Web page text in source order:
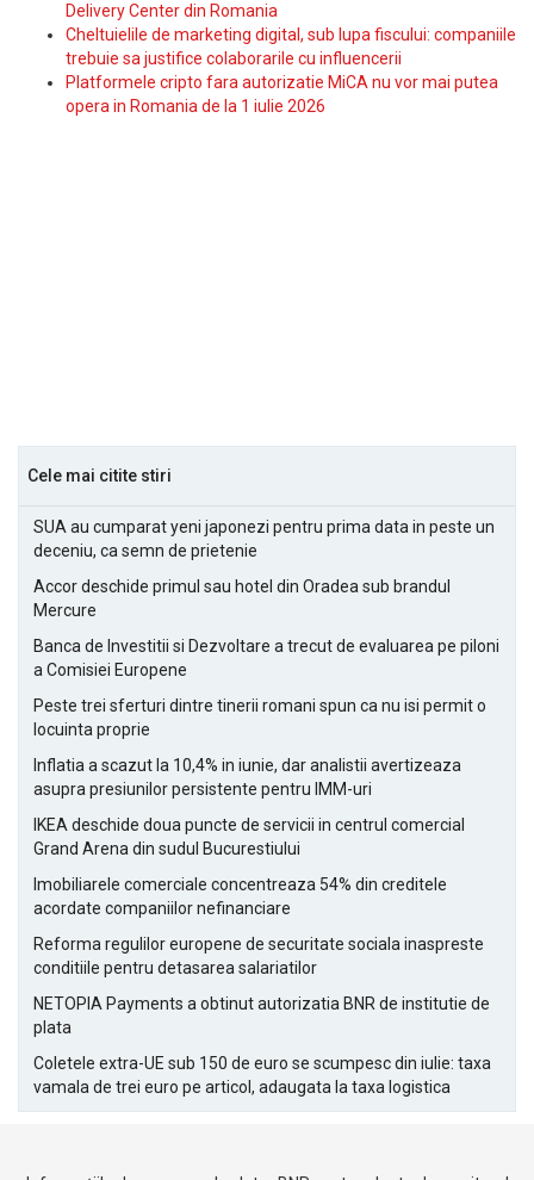
Delivery Center din Romania
Cheltuielile de marketing digital, sub lupa fiscului: companiile
trebuie sa justifice colaborarile cu influencerii
Platformele cripto fara autorizatie MiCA nu vor mai putea
opera in Romania de la 1 iulie 2026
Cele mai citite stiri
SUA au cumparat yeni japonezi pentru prima data in peste un
deceniu, ca semn de prietenie
Accor deschide primul sau hotel din Oradea sub brandul
Mercure
Banca de Investitii si Dezvoltare a trecut de evaluarea pe piloni
a Comisiei Europene
Peste trei sferturi dintre tinerii romani spun ca nu isi permit o
locuinta proprie
Inflatia a scazut la 10,4% in iunie, dar analistii avertizeaza
asupra presiunilor persistente pentru IMM-uri
IKEA deschide doua puncte de servicii in centrul comercial
Grand Arena din sudul Bucurestiului
Imobiliarele comerciale concentreaza 54% din creditele
acordate companiilor nefinanciare
Reforma regulilor europene de securitate sociala inaspreste
conditiile pentru detasarea salariatilor
NETOPIA Payments a obtinut autorizatia BNR de institutie de
plata
Coletele extra-UE sub 150 de euro se scumpesc din iulie: taxa
vamala de trei euro pe articol, adaugata la taxa logistica